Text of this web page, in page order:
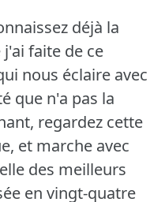
déjà la
faite de ce
nous éclaire avec
que n'a pas la
regardez cette
et marche avec
des meilleurs
en vingt-quatre